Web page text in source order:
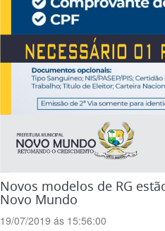
Novos modelos de RG
Novo Mundo
19/07/2019 ás 15:56:00